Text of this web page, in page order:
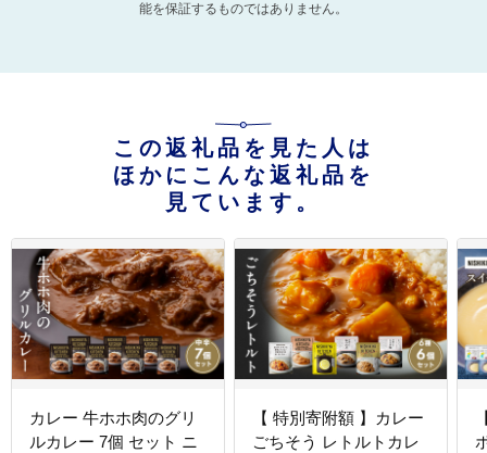
能を保証するものではありません。
この返礼品を見た人は
ほかにこんな返礼品を
見ています。
カレー 牛ホホ肉のグリ
ルカレー 7個 セット ニ
【 特別寄附額 】カレー
ごちそう レトルトカレ